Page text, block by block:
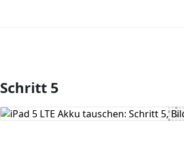
Kommentar hinzufügen
Schritt 5